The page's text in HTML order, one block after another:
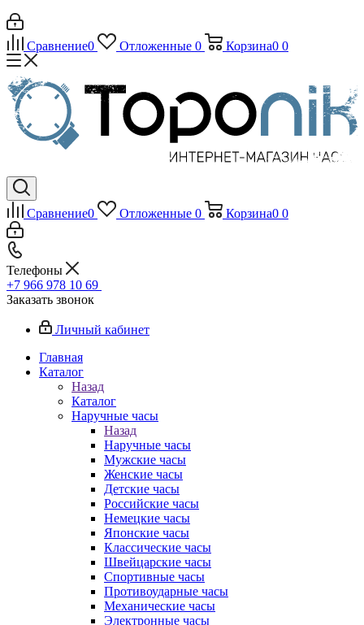
Сравнение0 Отложенные 0 Корзина0 0
Сравнение0 Отложенные 0 Корзина0 0
Телефоны
+7 966 978 10 69
Заказать звонок
Личный кабинет
Главная
Каталог
Назад
Каталог
Наручные часы
Назад
Наручные часы
Мужские часы
Женские часы
Детские часы
Российские часы
Немецкие часы
Японские часы
Классические часы
Швейцарские часы
Спортивные часы
Противоударные часы
Механические часы
Электронные часы